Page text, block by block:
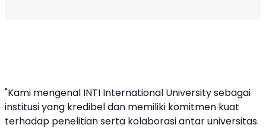
"Kami mengenal INTI International University sebagai
institusi yang kredibel dan memiliki komitmen kuat
terhadap penelitian serta kolaborasi antar universitas.